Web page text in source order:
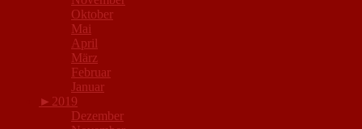
Oktober
Mai
April
März
Februar
Januar
► 2019
Dezember